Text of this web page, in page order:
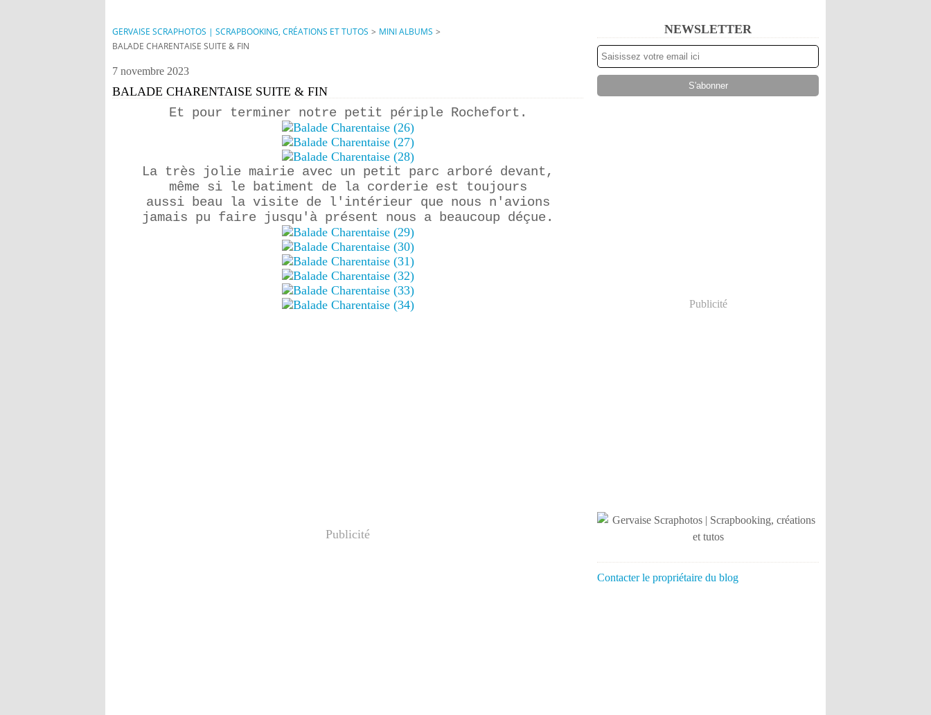
GERVAISE SCRAPHOTOS | SCRAPBOOKING, CRÉATIONS ET TUTOS > MINI ALBUMS >
BALADE CHARENTAISE SUITE & FIN
7 novembre 2023
BALADE CHARENTAISE SUITE & FIN
Et pour terminer notre petit périple Rochefort.
La très jolie mairie avec un petit parc arboré devant,
même si le batiment de la corderie est toujours
aussi beau la visite de l'intérieur que nous n'avions
jamais pu faire jusqu'à présent nous a beaucoup déçue.
Publicité
NEWSLETTER
Publicité
Contacter le propriétaire du blog